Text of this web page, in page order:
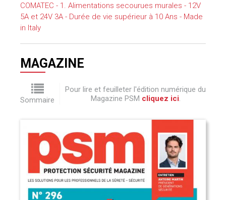
COMATEC - 1. Alimentations secourues murales - 12V
5A et 24V 3A - Durée de vie supérieur à 10 Ans - Made
in Italy
MAGAZINE
Sommaire
Pour lire et feuilleter l'édition numérique du
Magazine PSM cliquez ici.